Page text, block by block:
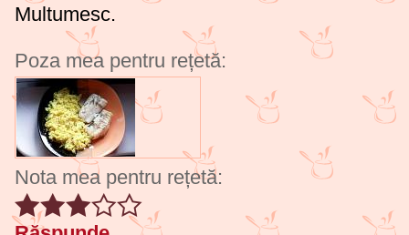
Multumesc.
Poza mea pentru rețetă:
Nota mea pentru rețetă: